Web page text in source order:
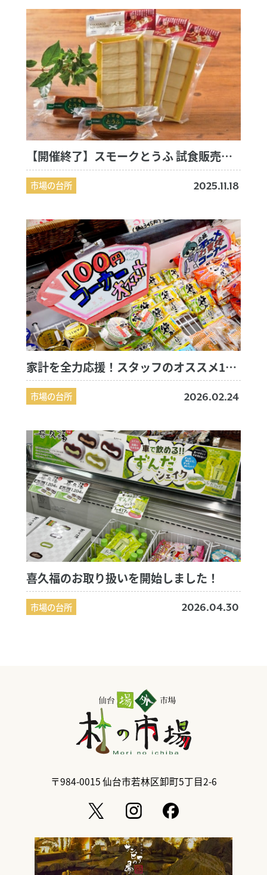
【開催終了】スモークとうふ 試食販売会のお知らせ
市場の台所 2025.11.18
家計を全力応援！スタッフのオススメ100円コーナー♪
市場の台所 2026.02.24
喜久福のお取り扱いを開始しました！
市場の台所 2026.04.30
〒984-0015仙台市若林区卸町5丁目2-6